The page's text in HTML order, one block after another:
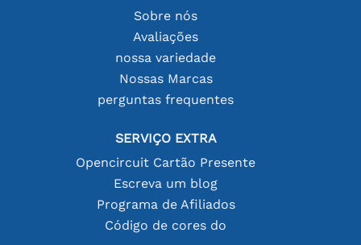
Sobre nós
Avaliações
nossa variedade
Nossas Marcas
perguntas frequentes
SERVIÇO EXTRA
Opencircuit Cartão Presente
Escreva um blog
Programa de Afiliados
Código de cores do